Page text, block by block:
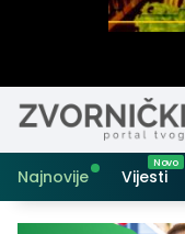
Najnovije Vijesti